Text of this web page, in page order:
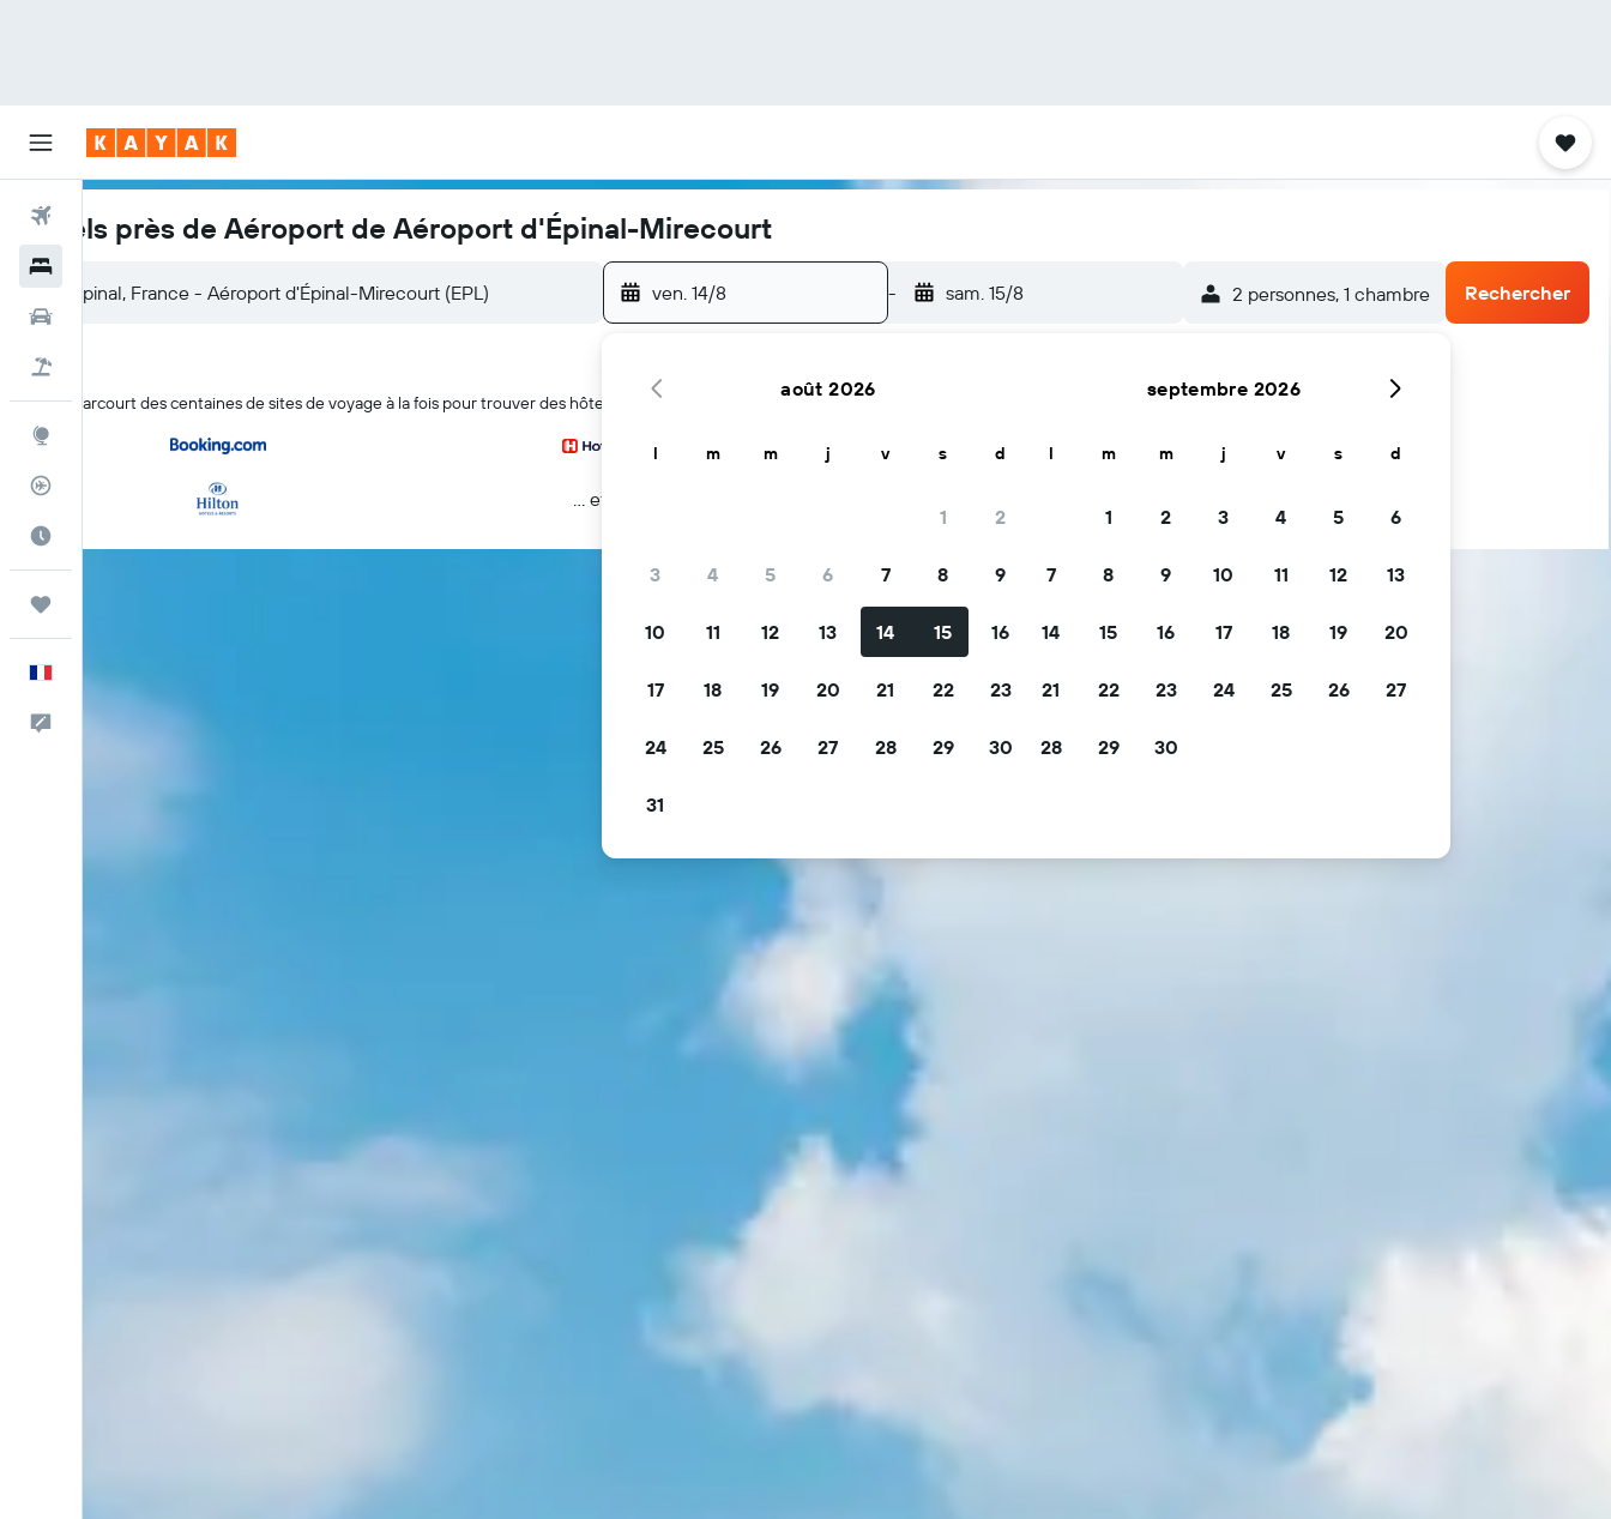
Vols
Hôtels près de Aéroport de Aéroport d'Épinal-Mirecourt
ven. 14/8 - sam. 15/8 2 personnes, 1 chambre Rechercher
KAYAK parcourt des centaines de sites de voyage à la fois pour trouver des hôtels à l'aéroport d'Épinal-Mirecourt
… et plus
août 2026
l m m j v s d
1 2
3 4 5 6 7 8 9
10 11 12 13 14 15 16
17 18 19 20 21 22 23
24 25 26 27 28 29 30
31
septembre 2026
l m m j v s d
1 2 3 4 5 6
7 8 9 10 11 12 13
14 15 16 17 18 19 20
21 22 23 24 25 26 27
28 29 30